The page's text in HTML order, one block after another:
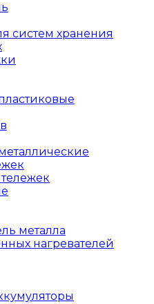
систем хранения
металла
нагревателей